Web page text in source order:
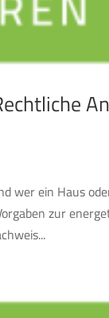
wer ein Haus
zur